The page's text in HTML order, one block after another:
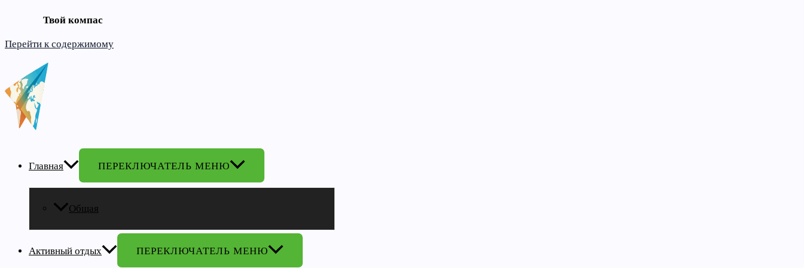
Твой компас
Перейти к содержимому
Главная ПЕРЕКЛЮЧАТЕЛЬ МЕНЮ
Общая
Активный отдых ПЕРЕКЛЮЧАТЕЛЬ МЕНЮ